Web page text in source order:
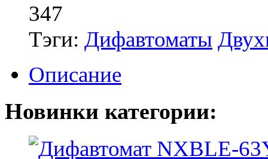
347
Тэги: Дифавтоматы
Описание
Новинки категории: